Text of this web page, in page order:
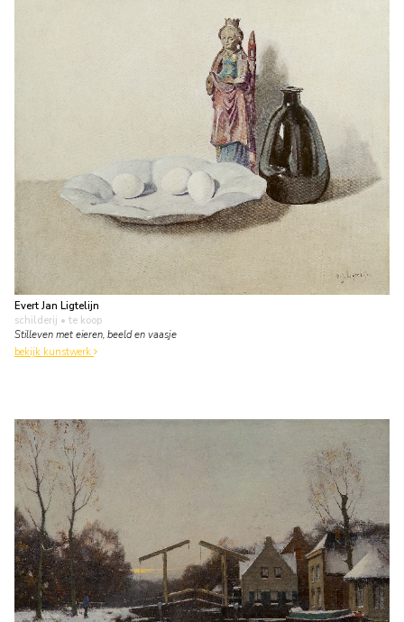
Evert Jan Ligtelijn
schilderij • te koop
Stilleven met eieren, beeld en vaasje
bekijk kunstwerk